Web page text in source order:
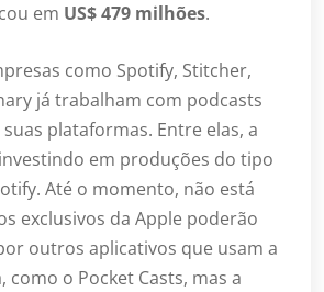
em US$ 479 milhões.
como Spotify, Stitcher,
já trabalham com podcasts
plataformas. Entre elas, a
em produções do tipo
Até o momento, não está
exclusivos da Apple poderão
outros aplicativos que usam a
como o Pocket Casts, mas a